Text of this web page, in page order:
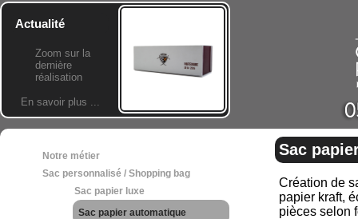
Actualité
Zoom sur la
dernière
réalisation
En savoir plus ...
Notre métier
Sac personnalisé / Shopping bag
Sac papier luxe
Sac papier automatique
Sac
Création de
papier kraft,
pièces selon